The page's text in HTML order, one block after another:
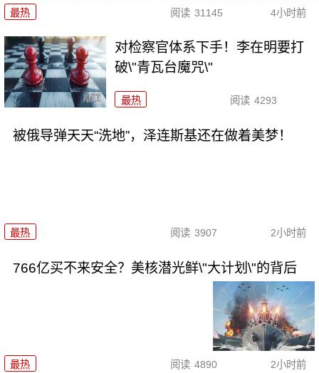
最热 阅读 31145 4小时前
对检察官体系下手！李在明要打
破\"青瓦台魔咒\"
最热 阅读 4293
被俄导弹天天“洗地”，泽连斯基还在做着美梦！
最热 阅读 3907 2小时前
766亿买不来安全？美核潜光鲜\"大计划\"的背后
最热 阅读 4890 2小时前